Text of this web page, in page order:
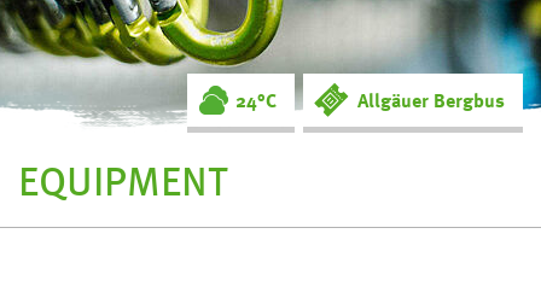
Ortsgruppe
Obergünzburg
EQUIPMENT
24°C Allgäuer Bergbus